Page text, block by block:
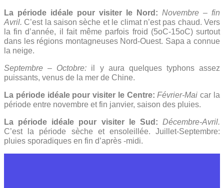
La période idéale pour visiter le Nord: Novembre – fin
Avril. C’est la saison sèche et le climat n’est pas chaud. Vers
la fin d’année, il fait même parfois froid (5oC-15oC) surtout
dans les régions montagneuses Nord-Ouest. Sapa a connue
la neige.
Septembre – Octobre: il y aura quelques typhons assez
puissants, venus de la mer de Chine.
La période idéale pour visiter le Centre: Février-Mai car la
période entre novembre et fin janvier, saison des pluies.
La période idéale pour visiter le Sud: Décembre-Avril.
C’est la période sèche et ensoleillée. Juillet-Septembre:
pluies sporadiques en fin d’après -midi.